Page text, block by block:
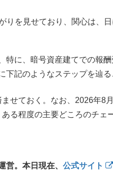
りを見せており、関心は、
に、暗号資産建てでの報
記のようなステップを辿る
せておく。なお、2026年8
る程度の主要どころのチェ
。本日現在、 公式サイト